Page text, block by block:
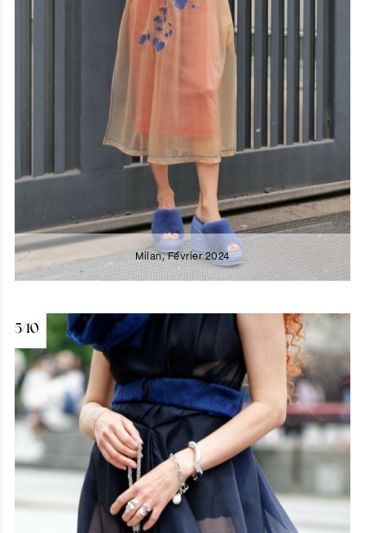
Milan, Février 2024
5/10